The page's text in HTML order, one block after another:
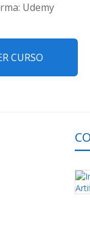
Udemy
CURSO